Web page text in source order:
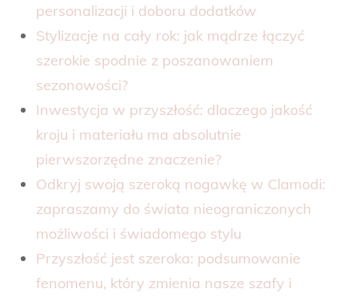
personalizacji i doboru dodatków
Stylizacje na cały rok: jak mądrze łączyć
szerokie spodnie z poszanowaniem
sezonowości?
Inwestycja w przyszłość: dlaczego jakość
kroju i materiału ma absolutnie
pierwszorzędne znaczenie?
Odkryj swoją szeroką nogawkę w Clamodi:
zapraszamy do świata nieograniczonych
możliwości i świadomego stylu
Przyszłość jest szeroka: podsumowanie
fenomenu, który zmienia nasze szafy i